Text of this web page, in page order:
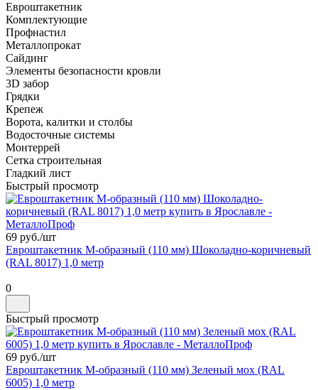
Евроштакетник
Комплектующие
Профнастил
Металлопрокат
Сайдинг
Элементы безопасности кровли
3D забор
Грядки
Крепеж
Ворота, калитки и столбы
Водосточные системы
Монтеррей
Сетка строительная
Гладкий лист
Быстрый просмотр
69 руб./шт
Евроштакетник М-образный (110 мм) Шоколадно-коричневый
(RAL 8017) 1,0 метр
0
Быстрый просмотр
69 руб./шт
Евроштакетник М-образный (110 мм) Зеленый мох (RAL
6005) 1,0 метр